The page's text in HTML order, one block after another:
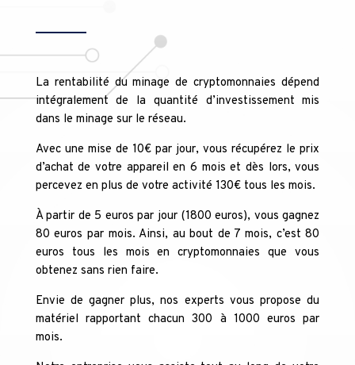
La rentabilité du minage de cryptomonnaies dépend
intégralement de la quantité d’investissement mis
dans le minage sur le réseau.
Avec une mise de 10€ par jour, vous récupérez le prix
d’achat de votre appareil en 6 mois et dès lors, vous
percevez en plus de votre activité 130€ tous les mois.
À partir de 5 euros par jour (1800 euros), vous gagnez
80 euros par mois. Ainsi, au bout de 7 mois, c’est 80
euros tous les mois en cryptomonnaies que vous
obtenez sans rien faire.
Envie de gagner plus, nos experts vous propose du
matériel rapportant chacun 300 à 1000 euros par
mois.